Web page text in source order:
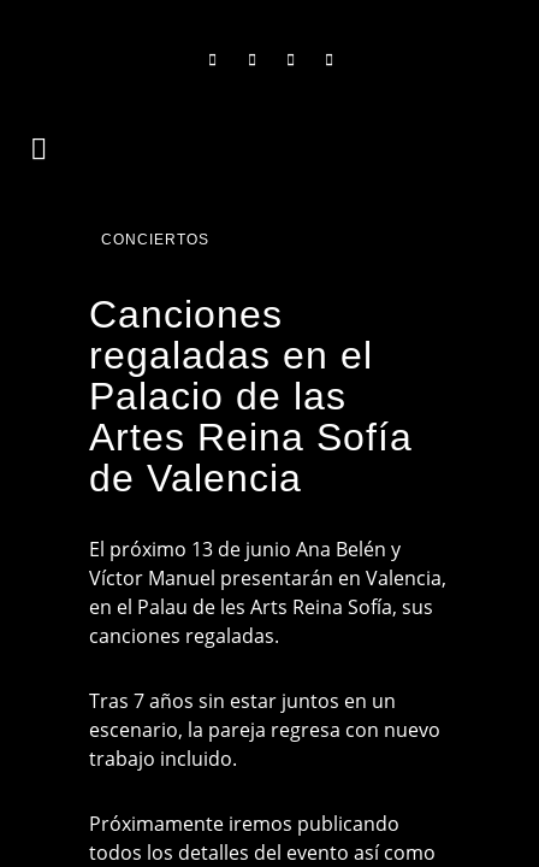
CONCIERTOS
Canciones
regaladas en el
Palacio de las
Artes Reina Sofía
de Valencia
El próximo 13 de junio Ana Belén y
Víctor Manuel presentarán en Valencia,
en el Palau de les Arts Reina Sofía, sus
canciones regaladas.
Tras 7 años sin estar juntos en un
escenario, la pareja regresa con nuevo
trabajo incluido.
Próximamente iremos publicando
todos los detalles del evento así como